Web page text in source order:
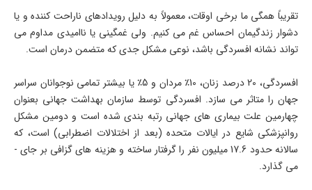
تقریباً همگی ما برخی اوقات، معمولاً به دلیل رویدادهای ناراحت کننده و یا
دشوار زندگیمان احساس غم می کنیم. ولی غمگینی یا ناامیدی مداوم می
تواند نشانه افسردگی باشد، نوعی مشکل جدی که متضمن درمان است.
افسردگی، 20 درصد زنان، 10٪ مردان و 5٪ یا بیشتر تمامی نوجوانان سراسر
جهان را متاثر می سازد. افسردگی توسط سازمان بهداشت جهانی بعنوان
چهارمین علت بیماری های جهانی رتبه بندی شده است و دومین مشکل
روانپزشکی شایع در ایالات متحده (بعد از اختلالات اضطرابی) است، که
سالانه حدود 17.6 میلیون نفر را گرفتار ساخته و هزینه های گزافی بر جای ­
می گذارد.